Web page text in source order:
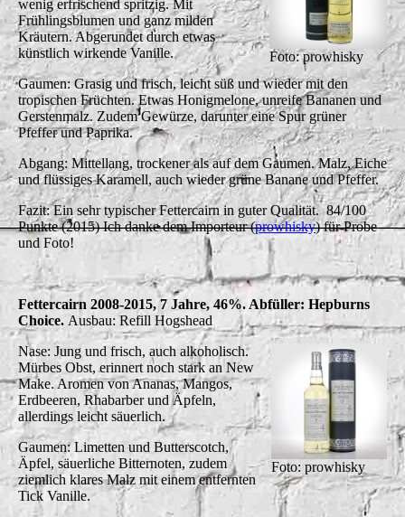
Foto: prowhisky
wenig erfrischend spritzig. Mit
Frühlingsblumen und ganz milden
Kräutern. Abgerundet durch etwas
künstlich wirkende Vanille.
Gaumen: Grasig und frisch, leicht süß und wieder mit den
tropischen Früchten. Etwas Honigmelone, unreife Bananen und
Gerstenmalz. Zudem Gewürze, darunter eine Spur grüner
Pfeffer und Paprika.
Abgang: Mittellang, trockener als auf dem Gaumen. Malz, Eiche
und flüssiges Karamell, auch wieder grüne Banane und Pfeffer.
Fazit: Ein sehr typischer Fettercairn in guter Qualität.84/100
Punkte (2015) Ich danke dem Importeur (prowhisky) für Probe
und Foto!
Fettercairn 2008-2015, 7 Jahre, 46%. Abfüller: Hepburns
Choice. Ausbau: Refill Hogshead
Foto: prowhisky
Nase: Jung und frisch, auch alkoholisch.
Mürbes Obst, erinnert noch stark an New
Make. Aromen von Ananas, Mangos,
Erdbeeren, Rhabarber und Äpfeln,
allerdings leicht säuerlich.
Gaumen: Limetten und Butterscotch,
Äpfel, säuerliche Bitternoten, zudem
ziemlich klares Malz mit einem entfernten
Tick Vanille.